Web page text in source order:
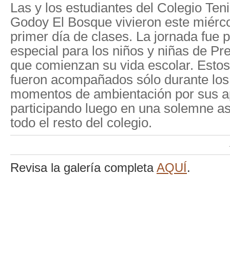
Las y los estudiantes del Colegio
Godoy El Bosque vivieron este
primer día de clases. La jornada fue
especial para los niños y niñas de
que comienzan su vida escolar.
fueron acompañados sólo durante
momentos de ambientación por sus
participando luego en una solemne
todo el resto del colegio.
Revisa la galería completaAQUÍ.